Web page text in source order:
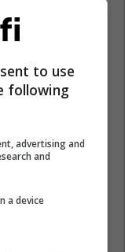
to use
following
advertising and
and
a device